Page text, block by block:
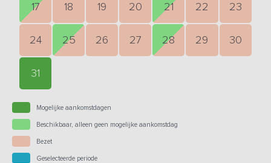
17 18 19 20 21 22 23
24 25 26 27 28 29 30
31
Mogelijke aankomstdagen
Beschikbaar, alleen geen mogelijke aankomstdag
Bezet
Geselecteerde periode